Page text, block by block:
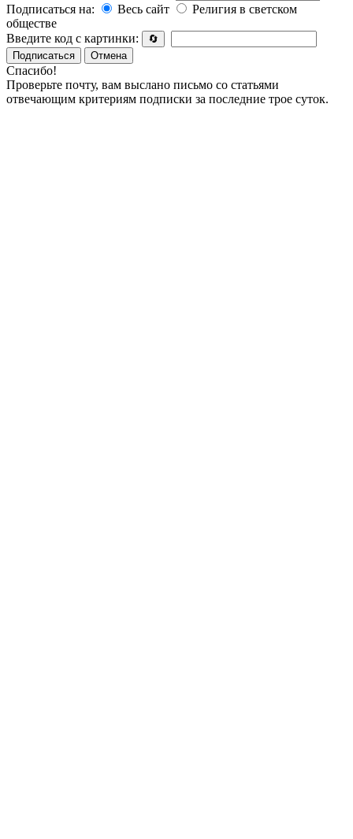
Подписаться на:
Весь сайт
Религия в светском
обществе
Введите код с картинки:
🔄
Подписаться
Отмена
Спасибо!
Проверьте почту, вам выслано письмо со статьями
отвечающим критериям подписки за последние трое суток.